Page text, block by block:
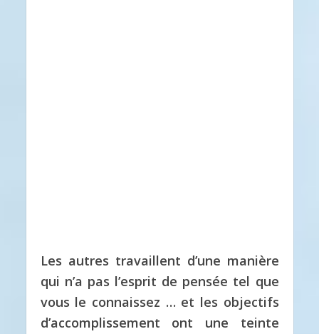
Les autres travaillent d’une manière
qui n’a pas l’esprit de pensée tel que
vous le connaissez … et les objectifs
d’accomplissement ont une teinte